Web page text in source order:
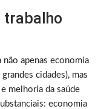
trabalho
apenas economia
cidades), mas
melhoria da saúde
economia